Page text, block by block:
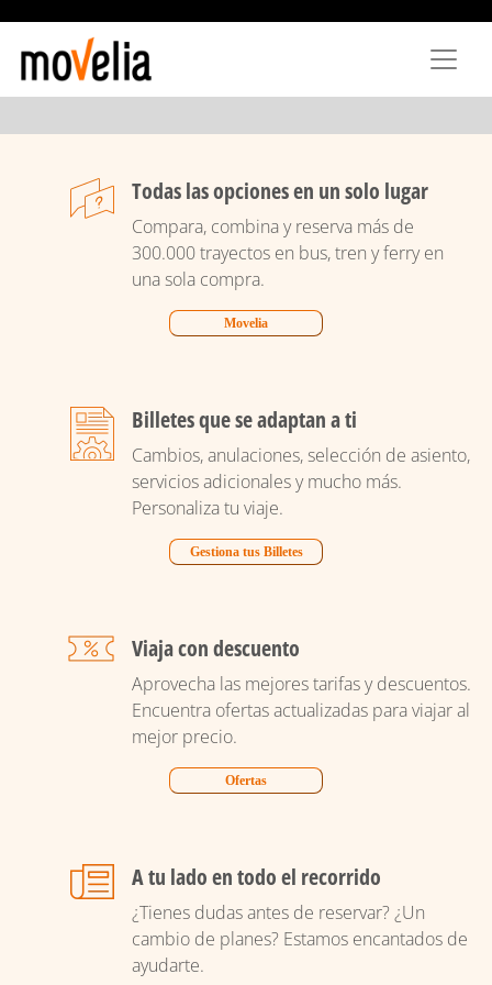
principal
Todas las opciones en un solo lugar
Compara, combina y reserva más de
300.000 trayectos en bus, tren y ferry en
una sola compra.
Movelia
Billetes que se adaptan a ti
Cambios, anulaciones, selección de asiento,
servicios adicionales y mucho más.
Personaliza tu viaje.
Gestiona tus Billetes
Viaja con descuento
Aprovecha las mejores tarifas y descuentos.
Encuentra ofertas actualizadas para viajar al
mejor precio.
Ofertas
A tu lado en todo el recorrido
¿Tienes dudas antes de reservar? ¿Un
cambio de planes? Estamos encantados de
ayudarte.